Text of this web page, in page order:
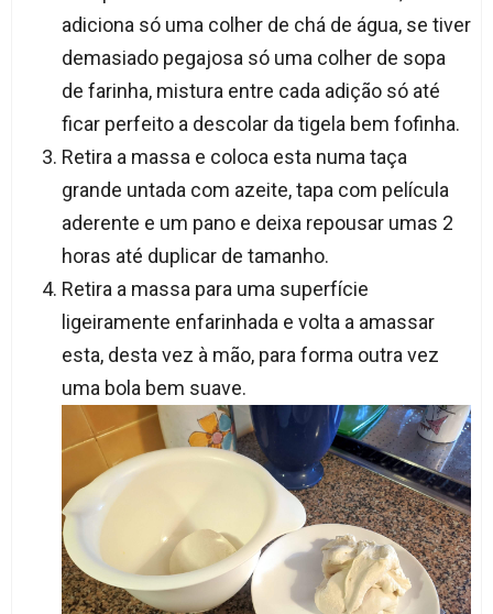
adiciona só uma colher de chá de água, se tiver
demasiado pegajosa só uma colher de sopa
de farinha, mistura entre cada adição só até
ficar perfeito a descolar da tigela bem fofinha.
Retira a massa e coloca esta numa taça
grande untada com azeite, tapa com película
aderente e um pano e deixa repousar umas 2
horas até duplicar de tamanho.
Retira a massa para uma superfície
ligeiramente enfarinhada e volta a amassar
esta, desta vez à mão, para forma outra vez
uma bola bem suave.